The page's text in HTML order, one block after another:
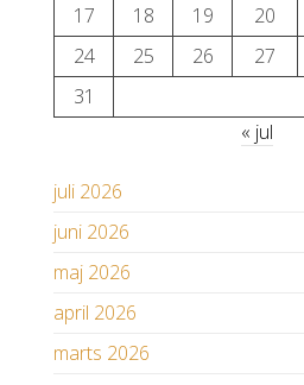
17
18 19 20
24
25 26 27
31
« jul
juli 2026
juni 2026
maj 2026
april 2026
marts 2026